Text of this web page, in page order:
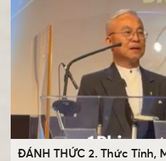
ĐÁNH THỨC 2. Thức Tỉnh,